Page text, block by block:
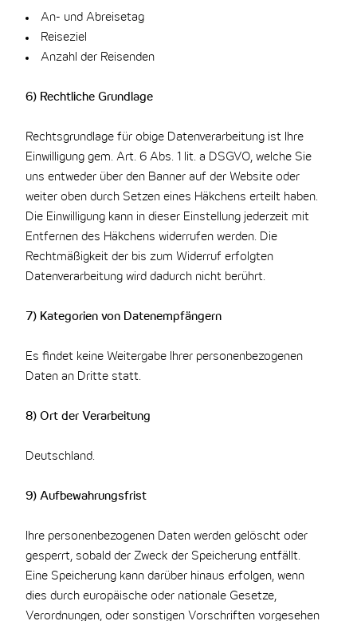
An- und Abreisetag
Reiseziel
Anzahl der Reisenden
6) Rechtliche Grundlage
Rechtsgrundlage für obige Datenverarbeitung ist Ihre
Einwilligung gem. Art. 6 Abs. 1 lit. a DSGVO, welche Sie
uns entweder über den Banner auf der Website oder
weiter oben durch Setzen eines Häkchens erteilt haben.
Die Einwilligung kann in dieser Einstellung jederzeit mit
Entfernen des Häkchens widerrufen werden. Die
Rechtmäßigkeit der bis zum Widerruf erfolgten
Datenverarbeitung wird dadurch nicht berührt.
7) Kategorien von Datenempfängern
Es findet keine Weitergabe Ihrer personenbezogenen
Daten an Dritte statt.
8) Ort der Verarbeitung
Deutschland.
9) Aufbewahrungsfrist
Ihre personenbezogenen Daten werden gelöscht oder
gesperrt, sobald der Zweck der Speicherung entfällt.
Eine Speicherung kann darüber hinaus erfolgen, wenn
dies durch europäische oder nationale Gesetze,
Verordnungen, oder sonstigen Vorschriften vorgesehen